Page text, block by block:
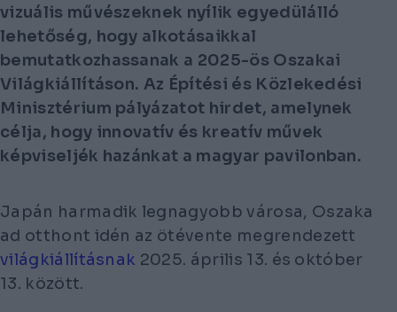
vizuális művészeknek nyílik egyedülálló
lehetőség, hogy alkotásaikkal
bemutatkozhassanak a 2025-ös Oszakai
Világkiállításon. Az Építési és Közlekedési
Minisztérium pályázatot hirdet, amelynek
célja, hogy innovatív és kreatív művek
képviseljék hazánkat a magyar pavilonban.
Japán harmadik legnagyobb városa, Oszaka
ad otthont idén az ötévente megrendezett
világkiállításnak 2025. április 13. és október
13. között.